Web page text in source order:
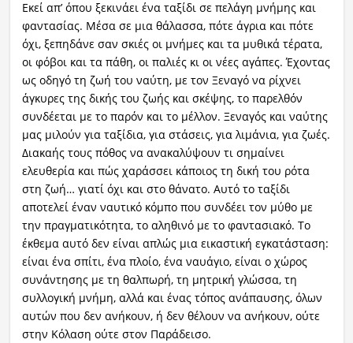
Εκεί απ’ όπου ξεκινάει ένα ταξίδι σε πελάγη μνήμης και
φαντασίας. Μέσα σε μια θάλασσα, πότε άγρια και πότε
όχι, ξεπηδάνε σαν σκιές οι μνήμες και τα μυθικά τέρατα,
οι φόβοι και τα πάθη, οι παλιές κι οι νέες αγάπες. Έχοντας
ως οδηγό τη ζωή του ναύτη, με τον Ξεναγό να ρίχνει
άγκυρες της δικής του ζωής και σκέψης, το παρελθόν
συνδέεται με το παρόν και το μέλλον. Ξεναγός και ναύτης
μας μιλούν για ταξίδια, για στάσεις, για λιμάνια, για ζωές.
Διακαής τους πόθος να ανακαλύψουν τι σημαίνει
ελευθερία και πώς χαράσσει κάποιος τη δική του ρότα
στη ζωή… γιατί όχι και στο θάνατο. Αυτό το ταξίδι
αποτελεί έναν ναυτικό κόμπο που συνδέει τον μύθο με
την πραγματικότητα, το αληθινό με το φαντασιακό. Το
έκθεμα αυτό δεν είναι απλώς μια εικαστική εγκατάσταση:
είναι ένα σπίτι, ένα πλοίο, ένα ναυάγιο, είναι ο χώρος
συνάντησης με τη θαλπωρή, τη μητρική γλώσσα, τη
συλλογική μνήμη, αλλά και ένας τόπος ανάπαυσης, όλων
αυτών που δεν ανήκουν, ή δεν θέλουν να ανήκουν, ούτε
στην Κόλαση ούτε στον Παράδεισο.